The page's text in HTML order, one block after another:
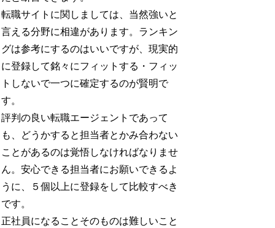
転職サイトに関しましては、当然強いと
言える分野に相違があります。ランキン
グは参考にするのはいいですが、現実的
に登録して銘々にフィットする・フィッ
トしないで一つに確定するのが賢明で
す。
評判の良い転職エージェントであって
も、どうかすると担当者とかみ合わない
ことがあるのは覚悟しなければなりませ
ん。安心できる担当者にお願いできるよ
うに、５個以上に登録をして比較すべき
です。
正社員になることそのものは難しいこと